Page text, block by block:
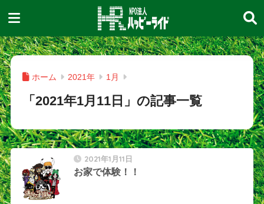
ホーム 2021年 1月
「2021年1月11日」の記事一覧
2021年1月11日
お家で体験！！